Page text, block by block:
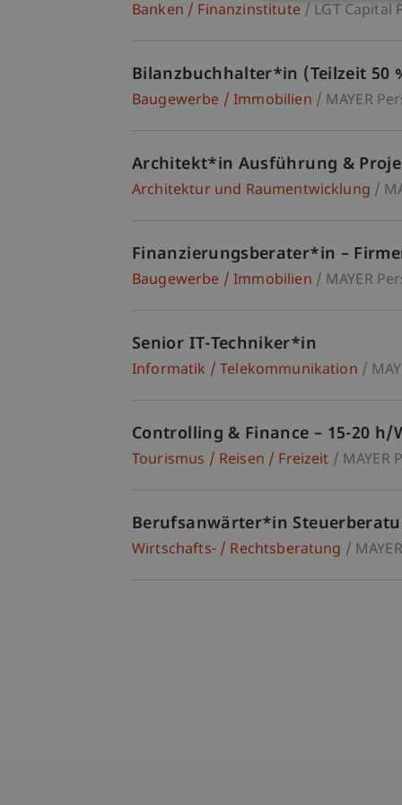
Banken / Finanzinstitute LGT Capital
Bilanzbuchhalter*in (Teilzeit 50
Baugewerbe / Immobilien MAYER
Architekt*in Ausführung &
Architektur und Raumentwicklung
Finanzierungsberater*in –
Baugewerbe / Immobilien MAYER
Senior IT-Techniker*in
Informatik / Telekommunikation
Controlling & Finance – 15-20 h/
Tourismus / Reisen / Freizeit MAYER
Berufsanwärter*in
Wirtschafts- / Rechtsberatung